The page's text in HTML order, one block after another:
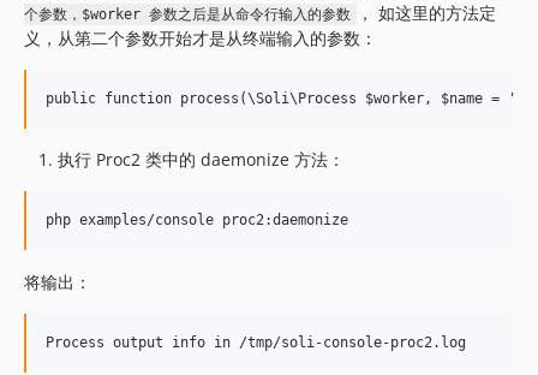
个参数，$worker 参数之后是从命令行输入的参数
， 如这里的方法定
义，从第二个参数开始才是从终端输入的参数：
执行 Proc2 类中的 daemonize 方法：
将输出：